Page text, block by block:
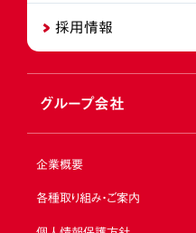
採用情報
グループ会社
企業概要
各種取り組み・ご案内